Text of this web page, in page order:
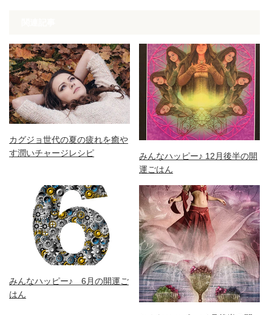
カグジョ世代の夏の疲れを癒や
す潤いチャージレシピ
みんなハッピー♪ 12月後半の開
運ごはん
みんなハッピー♪ 6月の開運ご
はん